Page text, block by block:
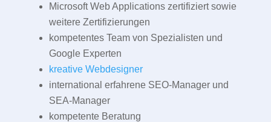
Microsoft Web Applications zertifiziert sowie
weitere Zertifizierungen
kompetentes Team von Spezialisten und
Google Experten
kreative Webdesigner
international erfahrene SEO-Manager und
SEA-Manager
kompetente Beratung